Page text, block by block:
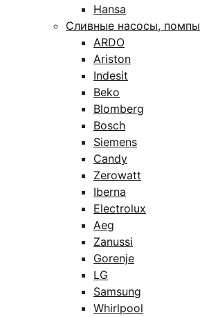
Hansa
Сливные насосы, помпы
ARDO
Ariston
Indesit
Beko
Blomberg
Bosch
Siemens
Candy
Zerowatt
Iberna
Electrolux
Aeg
Zanussi
Gorenje
LG
Samsung
Whirlpool